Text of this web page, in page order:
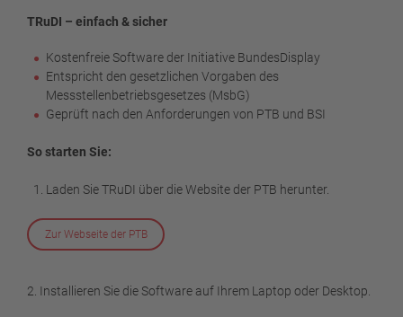
TRuDI – einfach & sicher
Kostenfreie Software der Initiative BundesDisplay
Entspricht den gesetzlichen Vorgaben des
Messstellenbetriebsgesetzes (MsbG)
Geprüft nach den Anforderungen von PTB und BSI
So starten Sie:
Laden Sie TRuDI über die Website der PTB herunter.
Zur Webseite der PTB
2. Installieren Sie die Software auf Ihrem Laptop oder Desktop.